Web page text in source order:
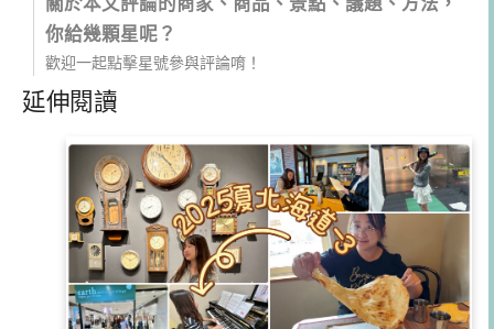
你給幾顆星呢？
歡迎一起點擊星號參與評論唷！
延伸閱讀